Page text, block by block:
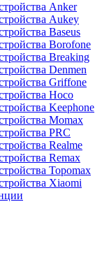
Anker
Aukey
Baseus
Borofone
Breaking
Denmen
Griffone
Hoco
Keephone
Momax
PRC
Realme
Remax
Topomax
Xiaomi